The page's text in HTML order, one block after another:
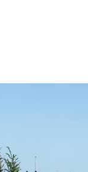
bieten, sowie als
In
an der Gestaltung